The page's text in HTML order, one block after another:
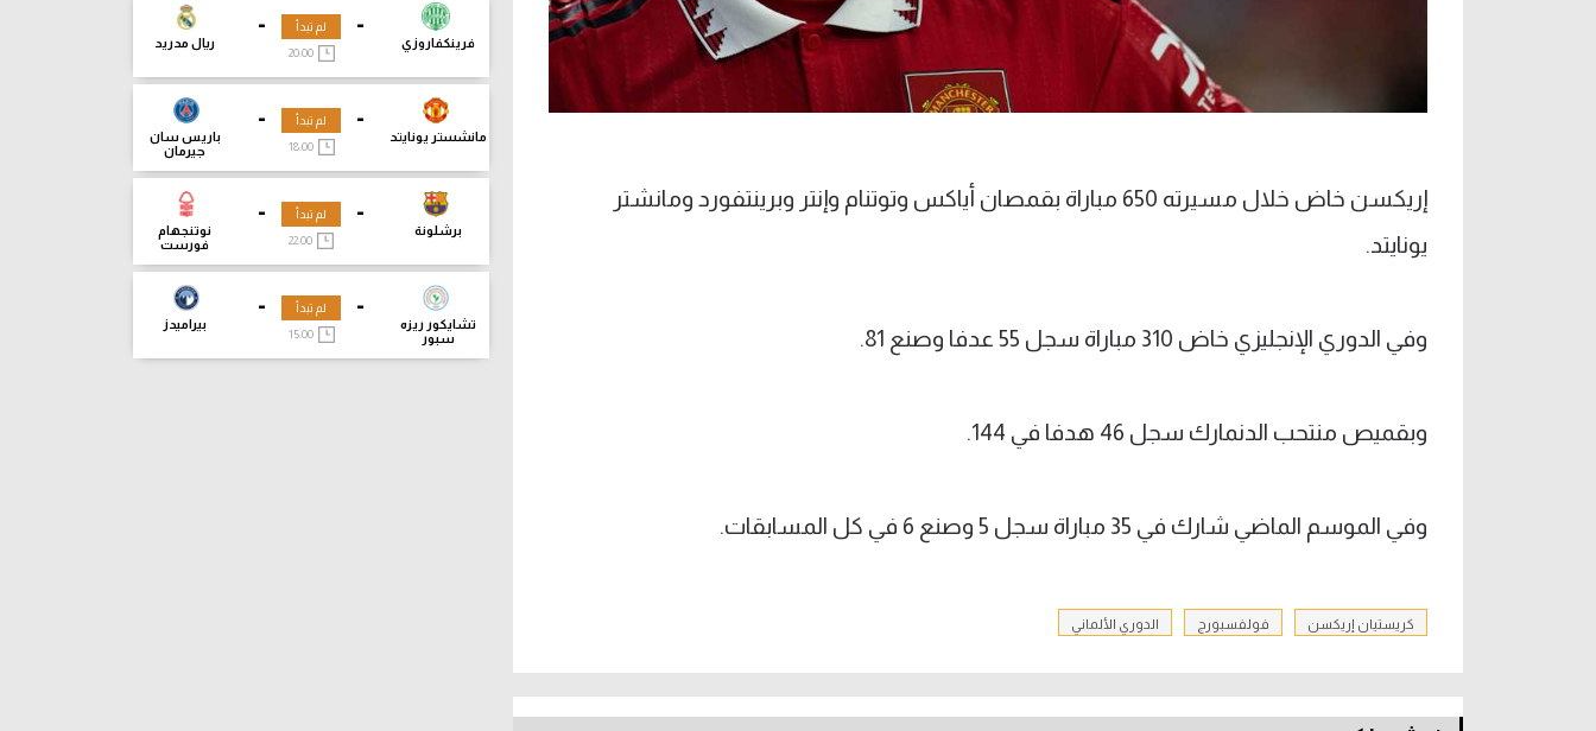
إريكسن خاض خلال مسيرته 650 مباراة بقمصان أياكس وتوتنام وإنتر وبرينتفورد ومانشتر
يونايتد.
وفي الدوري الإنجليزي خاض 310 مباراة سجل 55 عدفا وصنع 81.
وبقميص منتحب الدنمارك سجل 46 هدفا في 144.
وفي الموسم الماضي شارك في 35 مباراة سجل 5 وصنع 6 في كل المسابقات.
كريستيان إريكسن فولفسبورج الدوري الألماني
-
فرينكفاروزي
-
ريال مدريد
لم تبدأ
20:00
-
مانشستر يونايتد
-
باريس سان
جيرمان
لم تبدأ
18:00
-
برشلونة
-
نوتنجهام
فورست
لم تبدأ
-
تشايكور ريزه
سبور
-
بيراميدز
لم تبدأ
15:00